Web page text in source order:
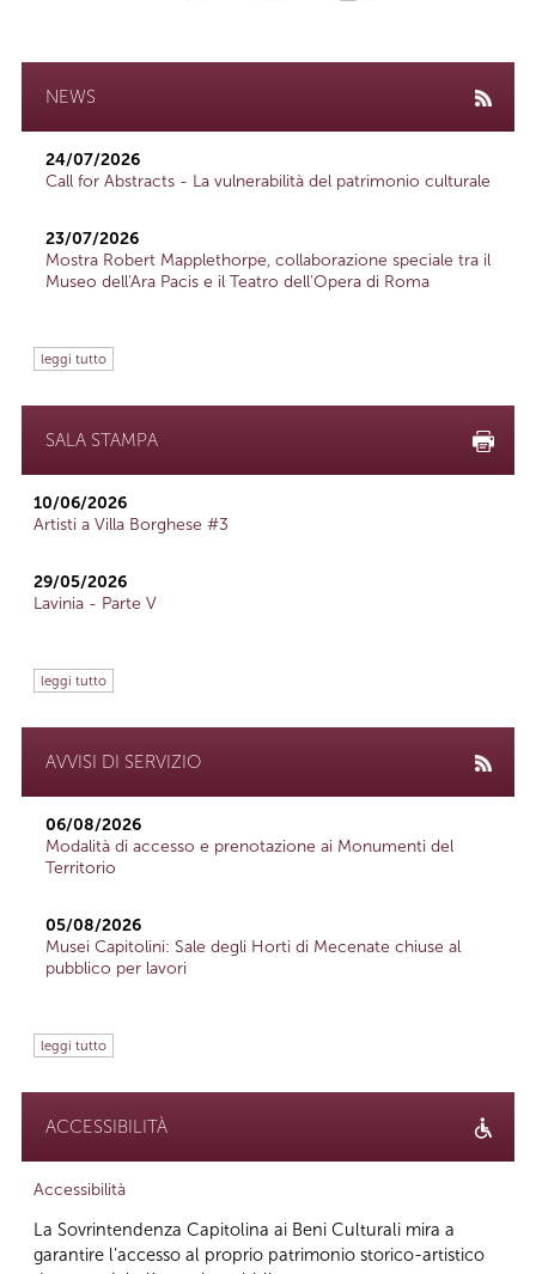
NEWS
24/07/2026
Call for Abstracts - La vulnerabilità del patrimonio culturale
23/07/2026
Mostra Robert Mapplethorpe, collaborazione speciale tra il
Museo dell'Ara Pacis e il Teatro dell'Opera di Roma
leggi tutto
SALA STAMPA
10/06/2026
Artisti a Villa Borghese #3
29/05/2026
Lavinia - Parte V
leggi tutto
AVVISI DI SERVIZIO
06/08/2026
Modalità di accesso e prenotazione ai Monumenti del
Territorio
05/08/2026
Musei Capitolini: Sale degli Horti di Mecenate chiuse al
pubblico per lavori
leggi tutto
ACCESSIBILITÀ
Accessibilità
La Sovrintendenza Capitolina ai Beni Culturali mira a
garantire l’accesso al proprio patrimonio storico-artistico